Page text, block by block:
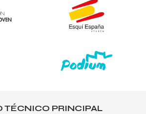
TÉCNICO PRINCIPAL